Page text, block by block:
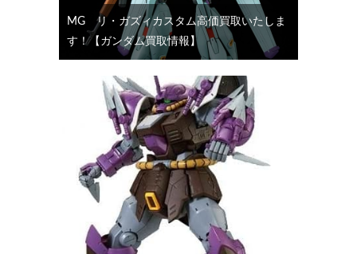
MG リ・ガズィカスタム高価買取いたしま
す！【ガンダム買取情報】